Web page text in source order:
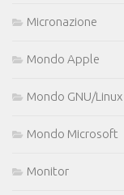
Micronazione
Mondo Apple
Mondo GNU/Linux
Mondo Microsoft
Monitor